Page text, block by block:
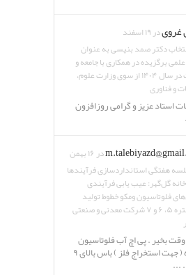
غرویدر ۱۹ اسفند
دکتر صمد بنیسی به عنوان
برگزیده در همکاری با جامعه و
صنعت در سال ۱۴۰۴ از سوی وزارت علوم،
و فناوری
استاد عزیز و گرامی روزافزون
در ۱۶ بهمن
هفتگی استانداردسازی فرآیندها
گل‌گهر: عیب یابی فرآیندی
فلوتاسیون ومکو خطوط تولید
کنسانتره ۵، ۶ و ۷ شرکت معدنی و صنعتی
بخیر . پی اچ آب فلوتاسیون
کارگاه ( جهت استخراج فلز ) باس بالای ۹
...